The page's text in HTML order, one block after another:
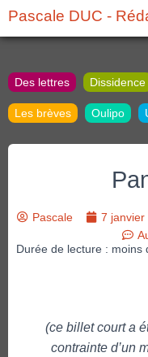
Pascale DUC -
Des lettres Dissidence
Les brèves Oulipo
Pascale 7 janvier
Durée de lecture : moins
(ce billet court a
contrainte d’un